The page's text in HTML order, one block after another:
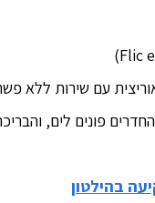
עם שירות ללא
פונים לים,
בהילטון